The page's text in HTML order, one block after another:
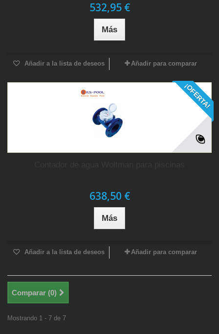
532,95 €
Más
Añadir a la lista de deseos Añadir para comparar
¡OFERTA!
638,50 €
Más
Añadir a la lista de deseos Añadir para comparar
Comparar (0)
Mostrando 1 - 7 de 7